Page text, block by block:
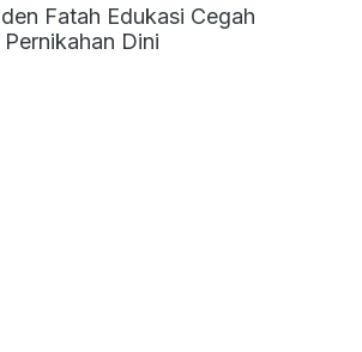
Fatah Edukasi Cegah
Dini